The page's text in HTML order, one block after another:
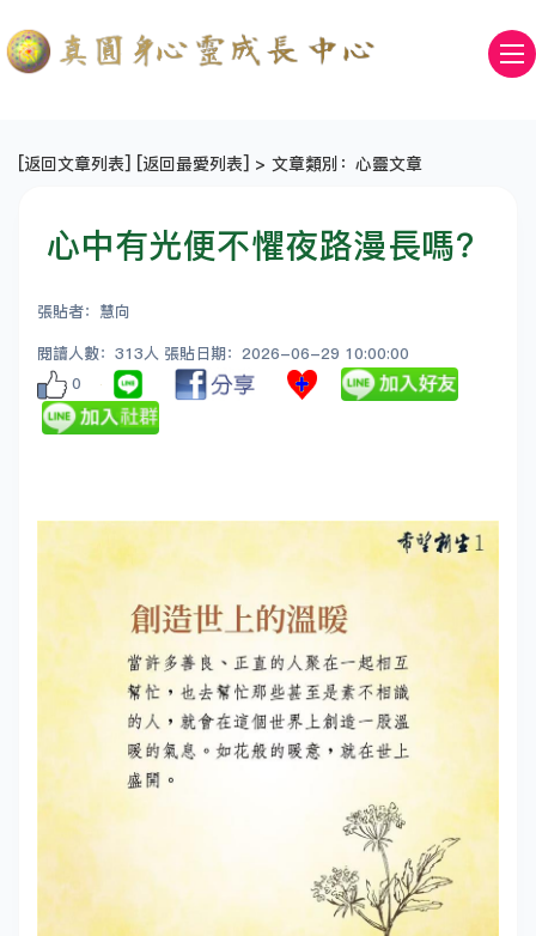
[返回文章列表] [返回最愛列表] > 文章類別：心靈文章
心中有光便不懼夜路漫長嗎？
張貼者：慧向
閱讀人數：313人 張貼日期：2026-06-29 10:00:00
0